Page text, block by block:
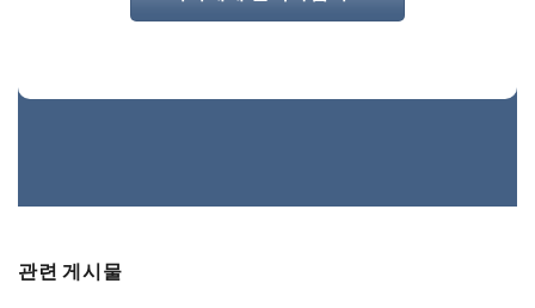
관련 게시물